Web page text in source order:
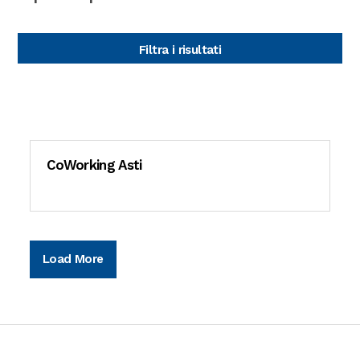
Filtra i risultati
CoWorking Asti
Load More